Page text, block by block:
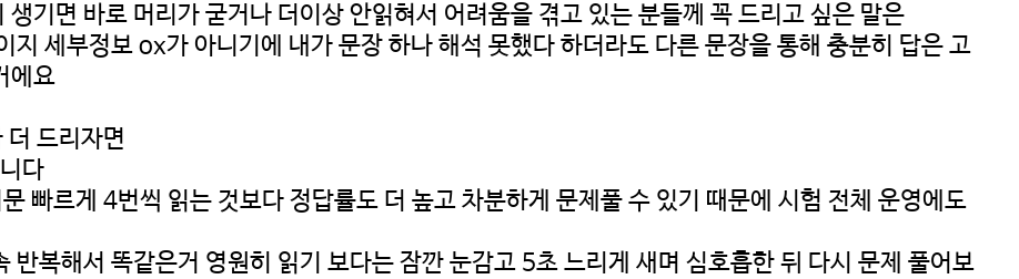
기면 바로 머리가 굳거나 더이상 안읽혀서 어려움을 겪고 있는 분들께 꼭 드리고 싶은 말은
지 세부정보 ox가 아니기에 내가 문장 하나 해석 못했다 하더라도 다른 문장을 통해 충분히 답은 고
에요
드리자면
다
빠르게 4번씩 읽는 것보다 정답률도 더 높고 차분하게 문제풀 수 있기 때문에 시험 전체 운영에도
반복해서 똑같은거 영원히 읽기 보다는 잠깐 눈감고 5초 느리게 새며 심호흡한 뒤 다시 문제 풀어보